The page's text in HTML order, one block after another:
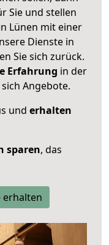
Sie und stellen
Lünen mit einer
Dienste in
Sie sich zurück.
Erfahrung in der
Angebote.
und erhalten
sparen, das
erhalten